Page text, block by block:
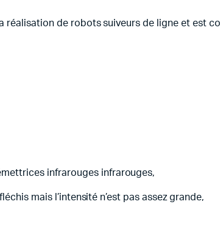
réalisation de robots suiveurs de ligne et est
infrarouges infrarouges,
mais l’intensité n’est pas assez grande,